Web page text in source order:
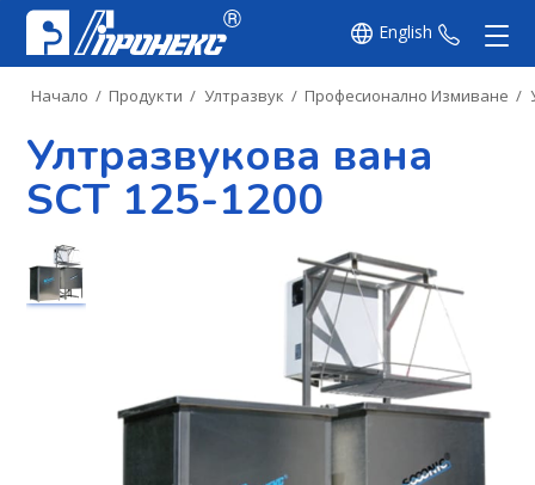
English +359
Начало / Продукти / Ултразвук / Професионалнo Измиване /
Ултразвукова вана
SCT 125-1200